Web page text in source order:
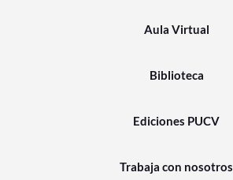
Aula Virtual
Biblioteca
Ediciones PUCV
Trabaja con nosotros